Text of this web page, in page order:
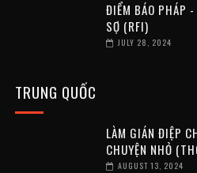
ĐIỂM BÁO PHÁP
SỢ (RFI)
JULY 28, 2024
TRUNG QUỐC
LÀM GIÁN ĐIỆP
CHUYỆN NHỎ
AUGUST 13, 2024